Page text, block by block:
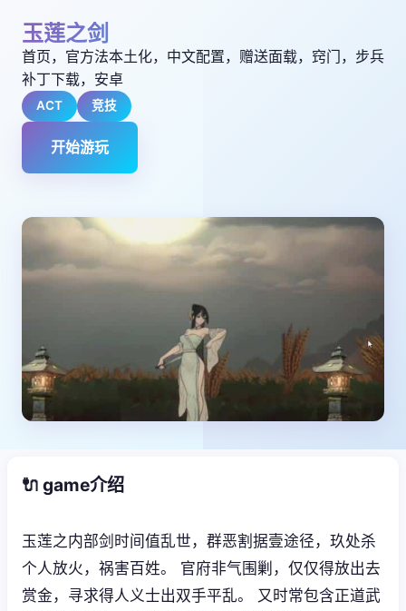
玉莲之剑
首页，官方法本土化，中文配置，赠送面载，窍门，步兵
补丁下载，安卓
ACT 竞技
开始游玩
🔌 game介绍
玉莲之内部剑时间值乱世，群恶割据壹途径，玖处杀
个人放火，祸害百姓。 官府非气围剿，仅仅得放出去
赏金，寻求得人义士出双手平乱。 又时常包含正道武